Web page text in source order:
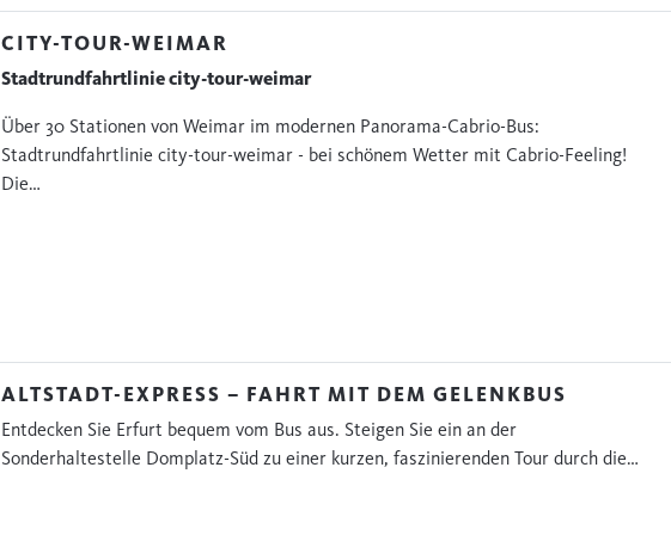
CITY-TOUR-WEIMAR
Stadtrundfahrtlinie city-tour-weimar
Über 30 Stationen von Weimar im modernen Panorama-Cabrio-Bus:
Stadtrundfahrtlinie city-tour-weimar - bei schönem Wetter mit Cabrio-Feeling!
Die…
ALTSTADT-EXPRESS – FAHRT MIT DEM GELENKBUS
Entdecken Sie Erfurt bequem vom Bus aus. Steigen Sie ein an der
Sonderhaltestelle Domplatz-Süd zu einer kurzen, faszinierenden Tour durch die…